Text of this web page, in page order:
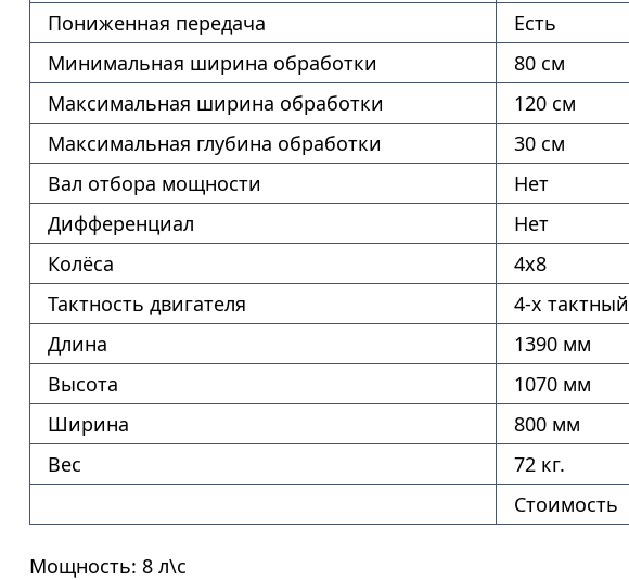
Пониженная передача
Есть
Минимальная ширина обработки
80 см
Максимальная ширина обработки
120 см
Максимальная глубина обработки
30 см
Вал отбора мощности
Нет
Дифференциал
Нет
Колёса
4х8
Тактность двигателя
4-х тактный
Длина
1390 мм
Высота
1070 мм
Ширина
800 мм
Вес
72 кг.
Стоимость
Мощность: 8 л\с